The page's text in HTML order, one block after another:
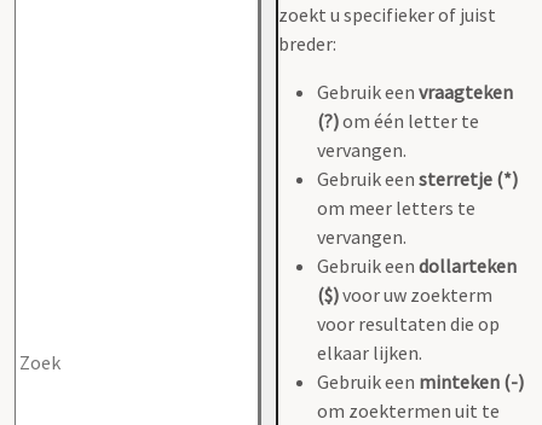
zoekt u specifieker of juist
breder:
Gebruik een vraagteken
(?)om één letter te
vervangen.
Gebruik een sterretje (*)
om meer letters te
vervangen.
Gebruik een dollarteken
($)voor uw zoekterm
voor resultaten die op
elkaar lijken.
Gebruik een minteken (-)
om zoektermen uit te